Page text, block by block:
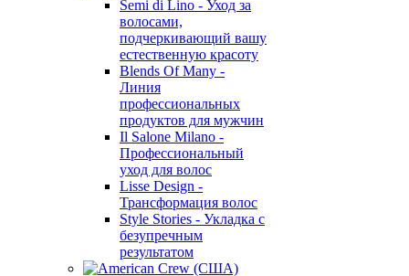
Semi di Lino - Уход за
волосами,
подчеркивающий вашу
естественную красоту
Blends Of Many -
Линия
профессиональных
продуктов для мужчин
Il Salone Milano -
Профессиональный
уход для волос
Lisse Design -
Трансформация волос
Style Stories - Укладка с
безупречным
результатом